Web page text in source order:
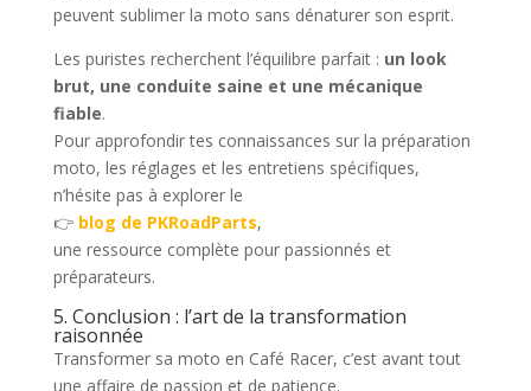
peuvent sublimer la moto sans dénaturer son esprit.
Les puristes recherchent l’équilibre parfait : un look
brut, une conduite saine et une mécanique
fiable.
Pour approfondir tes connaissances sur la préparation
moto, les réglages et les entretiens spécifiques,
n’hésite pas à explorer le
👉 blog de PKRoadParts,
une ressource complète pour passionnés et
préparateurs.
5. Conclusion : l’art de la transformation
raisonnée
Transformer sa moto en Café Racer, c’est avant tout
une affaire de passion et de patience.